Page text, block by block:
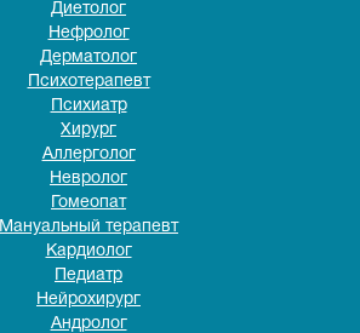
Диетолог
Нефролог
Дерматолог
Психотерапевт
Психиатр
Хирург
Аллерголог
Невролог
Гомеопат
Мануальный терапевт
Кардиолог
Педиатр
Нейрохирург
Андролог